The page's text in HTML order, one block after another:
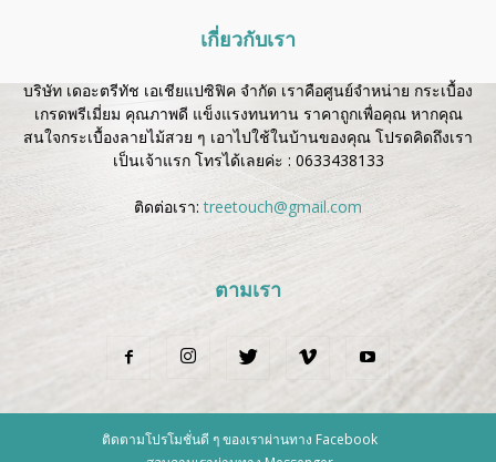
เกี่ยวกับเรา
บริษัท เดอะตรีทัช เอเชียแปซิฟิค จำกัด เราคือศูนย์จำหน่าย กระเบื้อง
เกรดพรีเมี่ยม คุณภาพดี แข็งแรงทนทาน ราคาถูกเพื่อคุณ หากคุณ
สนใจกระเบื้องลายไม้สวย ๆ เอาไปใช้ในบ้านของคุณ โปรดคิดถึงเรา
เป็นเจ้าแรก โทรได้เลยค่ะ : 0633438133
ติดต่อเรา:treetouch@gmail.com
ตามเรา
ติดตามโปรโมชั่นดี ๆ ของเราผ่านทาง Facebook